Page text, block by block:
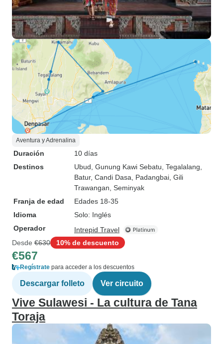
Aventura y Adrenalina
Duración
10 días
Destinos
Ubud , Gunung Kawi Sebatu , Tegalalang
Batur, Candi Dasa , Padangbai , Gili
Trawangan , Seminyak
Franja de edad
Edades 18-35
Idioma
Solo: Inglés
Operador
Intrepid Travel
Desde €630 10% de descuento
€567
Regístrate para acceder a los descuentos
Descargar folleto Ver circuito
Vive Sulawesi - La cultura de Tana
Toraja